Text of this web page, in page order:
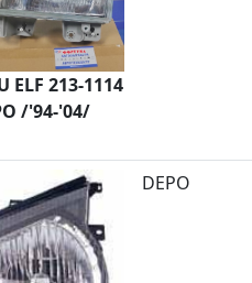
ELF 213-1114
/'94-'04/
DEPO